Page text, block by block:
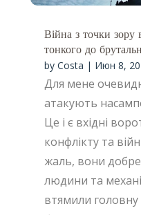
Війна з точки зору
тонкого до
by Costa | Июн 8,
Для мене
атакують
Це і є вхідні
конфлікту та
жаль, вони
людини та
втямили